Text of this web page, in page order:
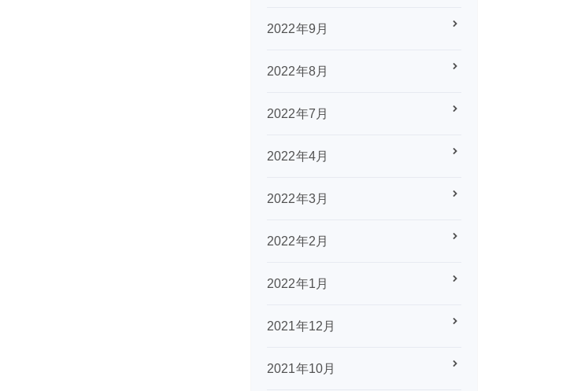
2022年9月
2022年8月
2022年7月
2022年4月
2022年3月
2022年2月
2022年1月
2021年12月
2021年10月